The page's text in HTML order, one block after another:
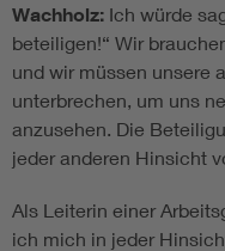
Wachholz: Ich würde
beteiligen!“ Wir
und wir müssen unsere
unterbrechen, um uns
anzusehen. Die
jeder anderen Hinsicht
Als Leiterin einer
ich mich in jeder